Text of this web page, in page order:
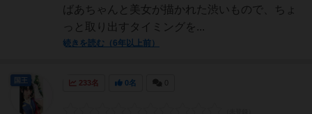
ばあちゃんと美女が描かれた渋いもので、ちょ
っと取り出すタイミングを...
続きを読む（6年以上前）
233名 0名